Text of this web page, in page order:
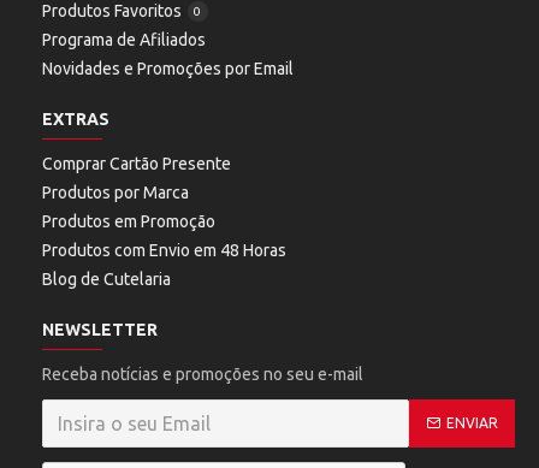
Produtos Favoritos
0
Programa de Afiliados
Novidades e Promoções por Email
EXTRAS
Comprar Cartão Presente
Produtos por Marca
Produtos em Promoção
Produtos com Envio em 48 Horas
Blog de Cutelaria
NEWSLETTER
Receba notícias e promoções no seu e-mail
ENVIAR